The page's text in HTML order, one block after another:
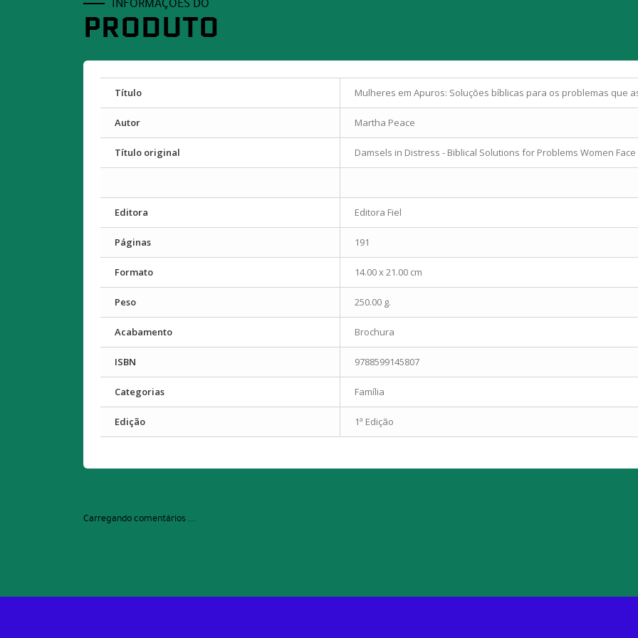
PRODUTO
Título Mulheres em Apuros: Soluções bíblicas para os problemas que
Autor Martha Peace
Título original Damsels in Distress - Biblical Solutions for Problems Women Face
Editora Editora Fiel
Páginas 191
Formato 14.00 x 21.00 cm
Peso 250.00 g.
Acabamento Brochura
ISBN 9788599145807
Categorias Família
Edição 1ª Edição
Carregando comentários ...